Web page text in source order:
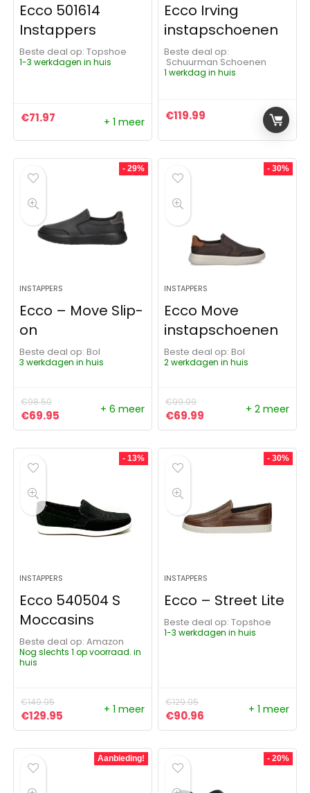
Ecco 501614
Instappers
Beste deal op:
Topshoe
1-3 werkdagen in huis
€71.97 + 1 meer
Ecco Irving
instapschoenen
Beste deal op:
Schuurman Schoenen
1 werkdag in huis
€119.99
- 29%
INSTAPPERS
Ecco – Move Slip-
on
Beste deal op:
Bol
3 werkdagen in huis
€98.50
Oorspronkelijke prijs was: €98.50.
€69.95 Huidige prijs is: €69.95.
+ 6 meer
- 30%
INSTAPPERS
Ecco Move
instapschoenen
Beste deal op:
Bol
2 werkdagen in huis
€99.99
Oorspronkelijke prijs
€69.99 Huidige prijs is:
+ 2 meer
- 13%
INSTAPPERS
Ecco 540504 S
Moccasins
Beste deal op:
Amazon
Nog slechts 1 op voorraad. in
huis
€149.95
Oorspronkelijke prijs was: €149.95.
€129.95 Huidige prijs is: €129.95.
+ 1 meer
- 30%
INSTAPPERS
Ecco – Street Lite
Beste deal op:
Topshoe
1-3 werkdagen in huis
€129.95
Oorspronkelijke prijs was:
€90.96 Huidige prijs is:
+ 1 meer
Aanbieding! - 20%